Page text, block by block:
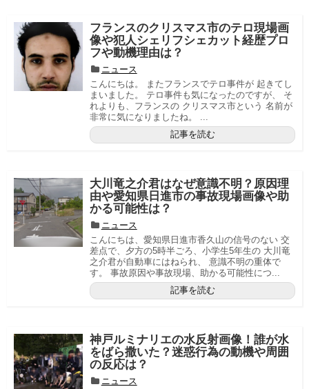
フランスのクリスマス市のテロ現場画
像や犯人シェリフシェカット経歴プロ
フや動機理由は？
ニュース
こんにちは。 またフランスでテロ事件が 起きてし
まいました。 テロ事件も気になったのですが、 そ
れよりも、フランスの クリスマス市という 名前が
非常に気になりましたね。 ...
記事を読む
大川竜之介君はなぜ意識不明？原因理
由や愛知県日進市の事故現場画像や助
かる可能性は？
ニュース
こんにちは、愛知県日進市香久山の信号のない 交
差点で、夕方の5時半ごろ、小学生5年生の 大川竜
之介君が自動車にはねられ、 意識不明の重体で
す。 事故原因や事故現場、助かる可能性につ...
記事を読む
神戸ルミナリエの水反射画像！誰が水
をばら撒いた？迷惑行為の動機や周囲
の反応は？
ニュース